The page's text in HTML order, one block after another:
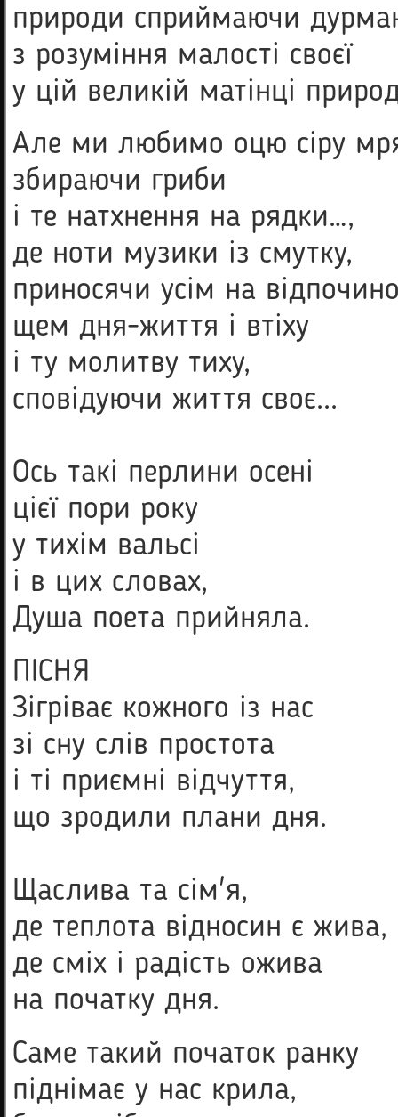
природи сприймаючи
з розуміння малості своєї
у цій великій матінці
Але ми любимо оцю сіру
збираючи гриби
і те натхнення на рядки…,
де ноти музики із смутку,
приносячи усім на
щем дня-життя і втіху
і ту молитву тиху,
сповідуючи життя своє...
Ось такі перлини осені
цієї пори року
у тихім вальсі
і в цих словах,
Душа поета прийняла.
ПІСНЯ
Зігріває кожного із нас
зі сну слів простота
і ті приємні відчуття,
що зродили плани дня.
Щаслива та сім'я,
де теплота відносин є жива,
де сміх і радість ожива
на початку дня.
Саме такий початок ранку
піднімає у нас крила,